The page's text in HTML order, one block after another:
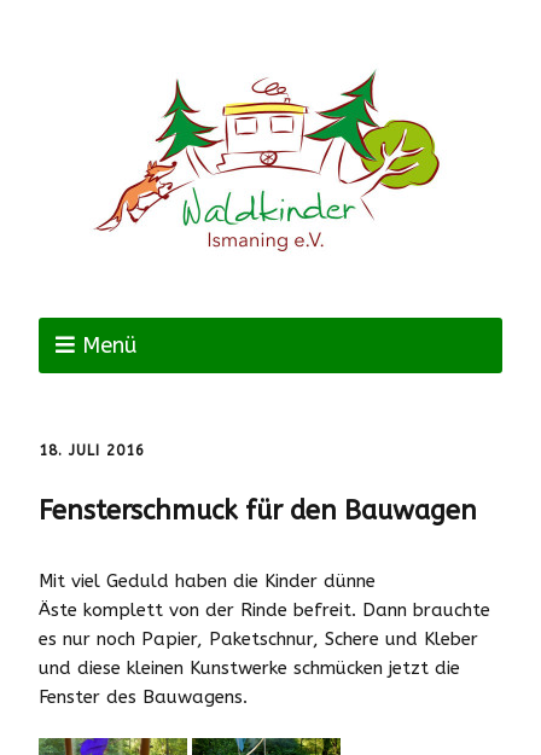
Menü
18. JULI 2016
Fensterschmuck für den Bauwagen
Mit viel Geduld haben die Kinder dünne
Äste komplett von der Rinde befreit. Dann brauchte
es nur noch Papier, Paketschnur, Schere und Kleber
und diese kleinen Kunstwerke schmücken jetzt die
Fenster des Bauwagens.